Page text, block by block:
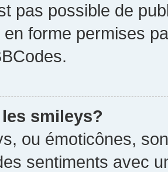
pas possible de
forme permises
smileys?
ou émoticônes,
sentiments avec